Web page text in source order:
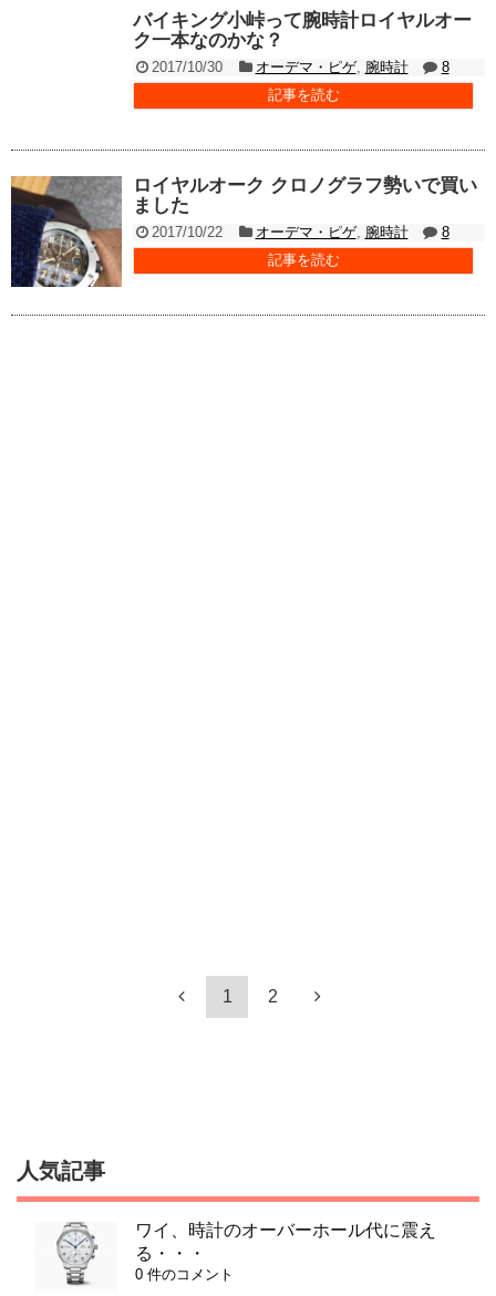
バイキング小峠って腕時計ロイヤルオー
ク一本なのかな？
2017/10/30 オーデマ・ピゲ, 腕時計
8
記事を読む
ロイヤルオーク クロノグラフ勢いで買い
ました
2017/10/22 オーデマ・ピゲ, 腕時計
8
記事を読む
1 2
人気記事
ワイ、時計のオーバーホール代に震え
る・・・
0 件のコメント